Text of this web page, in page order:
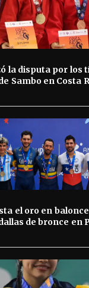
la disputa por los
Sambo en Costa
el oro en
de bronce en